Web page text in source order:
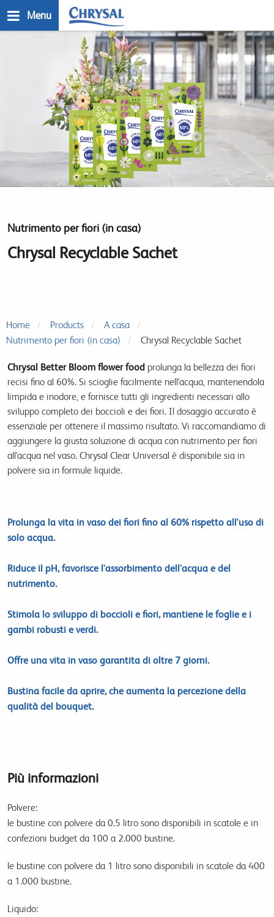
Menu
Nutrimento per fiori (in casa)
Chrysal Recyclable Sachet
Home Products
A casa
Nutrimento per fiori (in casa)
Chrysal Recyclable Sachet
Chrysal Better Bloom flower food prolunga la bellezza dei fiori
recisi fino al 60%. Si scioglie facilmente nell'acqua, mantenendola
limpida e inodore, e fornisce tutti gli ingredienti necessari allo
sviluppo completo dei boccioli e dei fiori. Il dosaggio accurato è
essenziale per ottenere il massimo risultato. Vi raccomandiamo di
aggiungere la giusta soluzione di acqua con nutrimento per fiori
all'acqua nel vaso. Chrysal Clear Universal è disponibile sia in
polvere sia in formule liquide.
Prolunga la vita in vaso dei fiori fino al 60% rispetto all'uso di
solo acqua.
Riduce il pH, favorisce l'assorbimento dell'acqua e del
nutrimento.
Stimola lo sviluppo di boccioli e fiori, mantiene le foglie e i
gambi robusti e verdi.
Offre una vita in vaso garantita di oltre 7 giorni.
Bustina facile da aprire, che aumenta la percezione della
qualità del bouquet.
Più informazioni
Polvere:
le bustine con polvere da 0.5 litro sono disponibili in scatole e in
confezioni budget da 100 a 2.000 bustine.
le bustine con polvere da 1 litro sono disponibili in scatole da 400
a 1.000 bustine.
Liquido: